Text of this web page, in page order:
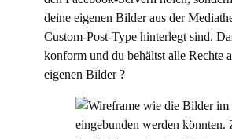
deine eigenen Bilder aus der
Custom-Post-Type hinterlegt sind.
konform und du behältst alle Rechte
eigenen Bilder ?